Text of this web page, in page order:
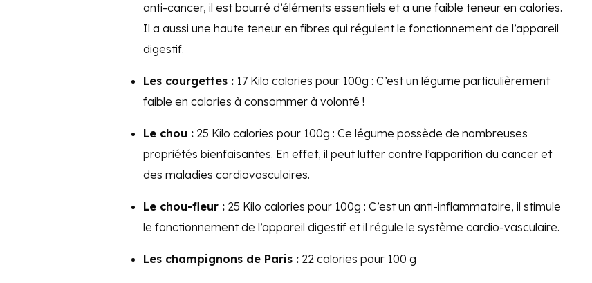
anti-cancer, il est bourré d’éléments essentiels et a une faible teneur en calories.
Il a aussi une haute teneur en fibres qui régulent le fonctionnement de l’appareil
digestif.
Les courgettes : 17 Kilo calories pour 100g : C’est un légume particulièrement
faible en calories à consommer à volonté !
Le chou : 25 Kilo calories pour 100g : Ce légume possède de nombreuses
propriétés bienfaisantes. En effet, il peut lutter contre l’apparition du cancer et
des maladies cardiovasculaires.
Le chou-fleur : 25 Kilo calories pour 100g : C’est un anti-inflammatoire, il stimule
le fonctionnement de l’appareil digestif et il régule le système cardio-vasculaire.
Les champignons de Paris : 22 calories pour 100 g